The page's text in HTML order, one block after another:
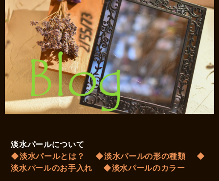
淡水パールについて
◆淡水パールとは？
◆淡水パールの形の種類
◆
淡水パールのお手入れ
◆淡水パールのカラー